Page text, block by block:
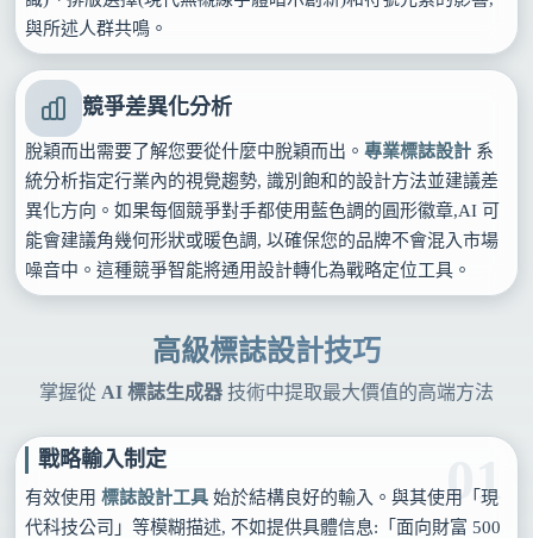
與所述人群共鳴。
競爭差異化分析
脫穎而出需要了解您要從什麼中脫穎而出。 專業標誌設計 系
統分析指定行業內的視覺趨勢, 識別飽和的設計方法並建議差
異化方向。如果每個競爭對手都使用藍色調的圓形徽章,AI 可
能會建議角幾何形狀或暖色調, 以確保您的品牌不會混入市場
噪音中。這種競爭智能將通用設計轉化為戰略定位工具。
高級標誌設計技巧
掌握從 AI 標誌生成器 技術中提取最大價值的高端方法
01
戰略輸入制定
有效使用 標誌設計工具 始於結構良好的輸入。與其使用「現
代科技公司」等模糊描述, 不如提供具體信息:「面向財富 500